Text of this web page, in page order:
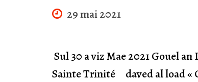
29 mai 2021
Sul 30 a viz Mae 2021 Gouel
Sainte Trinité daved al load «